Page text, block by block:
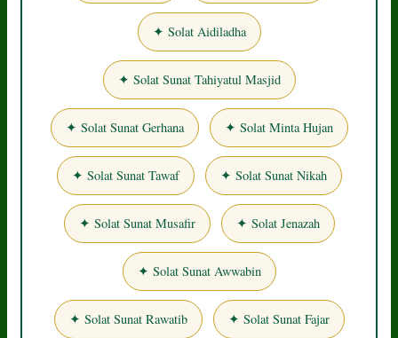
✦ Solat Aidiladha
✦ Solat Sunat Tahiyatul Masjid
✦ Solat Sunat Gerhana ✦ Solat Minta Hujan
✦ Solat Sunat Tawaf ✦ Solat Sunat Nikah
✦ Solat Sunat Musafir ✦ Solat Jenazah
✦ Solat Sunat Awwabin
✦ Solat Sunat Rawatib ✦ Solat Sunat Fajar